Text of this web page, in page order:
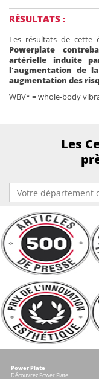
RÉSULTATS :
Les résultats de cette
Powerplate
artérielle induite
l'augmentation de
augmentation des
WBV* = whole-body
Les
Power Plate
Découvrez Power Plate